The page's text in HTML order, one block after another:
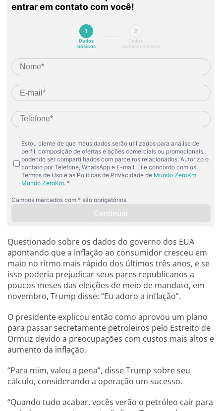
Questionado sobre os dados do governo dos EUA
apontando que a inflação ao consumidor cresceu em
maio no ritmo mais rápido dos últimos três anos, e se
isso poderia prejudicar seus pares republicanos a
poucos meses das eleições de meio de mandato, em
novembro, Trump disse: “Eu adoro a inflação”.
O presidente explicou então como aprovou um plano
para passar secretamente petroleiros pelo Estreito de
Ormuz devido a preocupações com custos mais altos e
aumento da inflação.
“Para mim, valeu a pena”, disse Trump sobre seu
cálculo, considerando a operação um sucesso.
“Quando tudo acabar, vocês verão o petróleo cair para